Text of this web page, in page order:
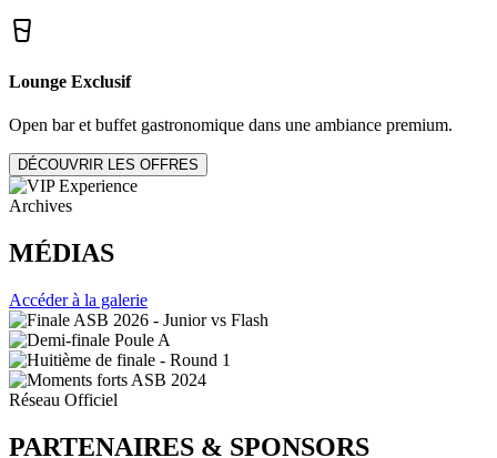
Lounge Exclusif
Open bar et buffet gastronomique dans une ambiance premium.
DÉCOUVRIR LES OFFRES
Archives
MÉDIAS
Accéder à la galerie
Réseau Officiel
PARTENAIRES & SPONSORS